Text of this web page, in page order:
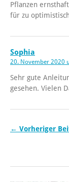
Pflanzen
für zu
Sophia
20. November 2020
Sehr gute
gesehen. Vielen
← Vorheriger